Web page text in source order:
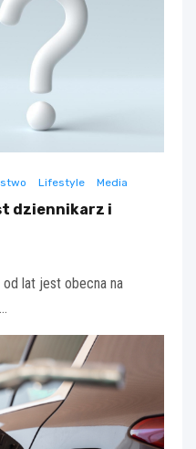
Lifestyle Media
dziennikarz i
od lat jest obecna na